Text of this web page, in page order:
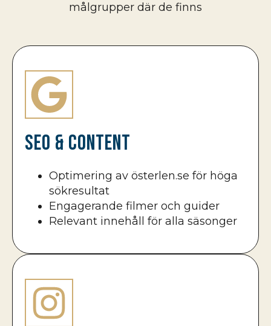
målgrupper där de finns
SEO & Content
Optimering av österlen.se för höga
sökresultat
Engagerande filmer och guider
Relevant innehåll för alla säsonger